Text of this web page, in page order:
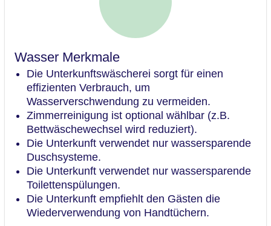
Wasser Merkmale
Die Unterkunftswäscherei sorgt für einen
effizienten Verbrauch, um
Wasserverschwendung zu vermeiden.
Zimmerreinigung ist optional wählbar (z.B.
Bettwäschewechsel wird reduziert).
Die Unterkunft verwendet nur wassersparende
Duschsysteme.
Die Unterkunft verwendet nur wassersparende
Toilettenspülungen.
Die Unterkunft empfiehlt den Gästen die
Wiederverwendung von Handtüchern.